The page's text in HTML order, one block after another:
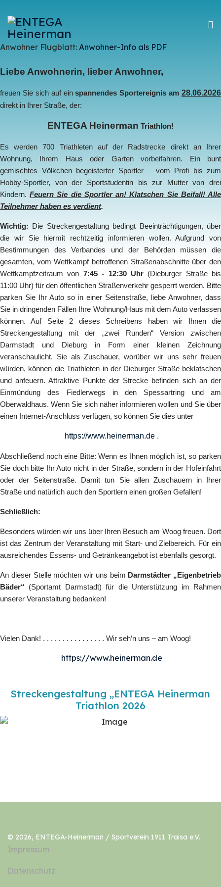
Anwohner Flugblatt: Anwohner-Info als PDF
Liebe Anwohnerin, lieber Anwohner,
freuen Sie sich auf einspannendes Sportereignis am 28.06.2026
direkt in Ihrer Straße, der:
ENTEGA Heinerman Triathlon!
Es werden 700 Triathleten auf der Radstrecke direkt an Ihrer
Wohnung, Ihrem Haus oder Garten vorbeifahren. Ein bunt
gemischtes Völkchen begeisterter Sportler – vom Profi bis zum
Hobby-Sportler, von der Sportstudentin bis zur Mutter von drei
Kindern.Feuern Sie die Sportler an! Klatschen Sie Beifall! Alle
Teilnehmer haben es verdient.
Wichtig: Die Streckengestaltung bedingt Beeinträchtigungen, über
die wir Sie hiermit rechtzeitig informieren wollen. Aufgrund von
Bestimmungen des Verbandes und der Behörden müssen die
gesamten, vom Wettkampf betroffenen Straßenabschnitte über den
Wettkampfzeitraum von 7:45 - 12:30 Uhr(Dieburger Straße bis
11:00 Uhr) für den öffentlichen Straßenverkehr gesperrt werden. Bitte
parken Sie Ihr Auto so in einer Seitenstraße, liebe Anwohner, dass
Sie in dringenden Fällen Ihre Wohnung/Haus mit dem Auto verlassen
können. Auf Seite 2 dieses Schreibens haben wir Ihnen die
Streckengestaltung mit der „zwei Runden“ Version zwischen
Darmstadt und Dieburg in Form einer kleinen Zeichnung
veranschaulicht. Sie als Zuschauer, worüber wir uns sehr freuen
würden, können die Triathleten in der Dieburger Straße beklatschen
und anfeuern. Attraktive Punkte der Strecke befinden sich an der
Einmündung des Fiedlerwegs in den Spessartring und am
Oberwaldhaus. Wenn Sie sich näher informieren wollen und Sie über
einen Internet-Anschluss verfügen, so können Sie dies unter
https://www.heinerman.de.
Abschließend noch eine Bitte: Wenn es Ihnen möglich ist, so parken
Sie doch bitte Ihr Auto nicht in der Straße, sondern in der Hofeinfahrt
oder der Seitenstraße. Damit tun Sie allen Zuschauern in Ihrer
Straße und natürlich auch den Sportlern einen großen Gefallen!
Schließlich:
Besonders würden wir uns über Ihren Besuch am Woog freuen. Dort
ist das Zentrum der Veranstaltung mit Start- und Zielbereich. Für ein
ausreichendes Essens- und Getränkeangebot ist ebenfalls gesorgt.
An dieser Stelle möchten wir uns beim Darmstädter „Eigenbetrieb
Bäder“ (Sportamt Darmstadt) für die Unterstützung im Rahmen
unserer Veranstaltung bedanken!
Vielen Dank! . . . . . . . . . . . . . . . . Wir seh’n uns – am Woog!
https://www.heinerman.de
Streckengestaltung „ENTEGA Heinerman
Triathlon 2026
© 2026, ENTEGA-Heinerman / Sportverein 1911 Traisa e.V.
Impressum
Datenschutz